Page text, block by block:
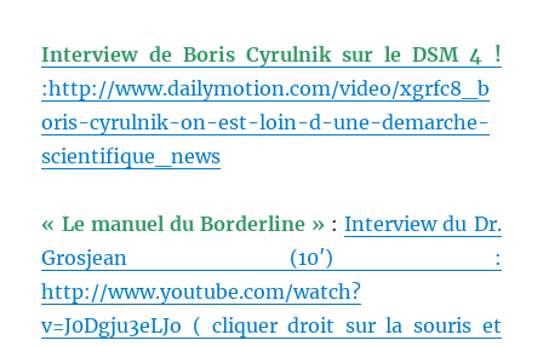
Interview de Boris Cyrulnik sur le DSM 4 !
:http://www.dailymotion.com/video/xgrfc8_b
oris-cyrulnik-on-est-loin-d-une-demarche-
scientifique_news
« Le manuel du Borderline » :Interview du Dr.
Grosjean (10′) :
http://www.youtube.com/watch?
v=J0Dgju3eLJo ( cliquer droit sur la souris et